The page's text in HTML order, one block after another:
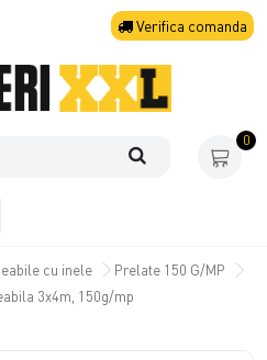
Verifica comanda
0
cu inele
Prelate 150 G/MP
3x4m, 150g/mp